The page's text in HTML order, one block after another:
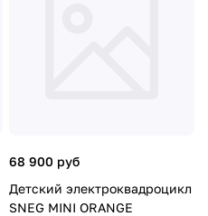
68 900 руб
Детский электроквадроцикл
SNEG MINI ORANGE